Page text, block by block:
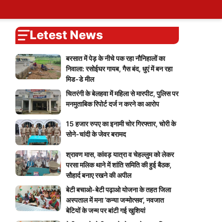
Letest News
बरसात में पेड़ के नीचे पक रहा नौनिहालों का
निवाला: रसोईघर गायब, गैस बंद, धुएं में बन रहा
मिड-डे मील
चितरंगी के बेलहवा में महिला से मारपीट, पुलिस पर
मनमुताबिक रिपोर्ट दर्ज न करने का आरोप
15 हजार रुपए का इनामी चोर गिरफ्तार, चोरी के
सोने-चांदी के जेवर बरामद
श्रावण मास, कांवड़ यात्रा व चेहल्लुम को लेकर
परसा मलिक थाने में शांति समिति की हुई बैठक,
सौहार्द बनाए रखने की अपील
बेटी बचाओ-बेटी पढ़ाओ योजना के तहत जिला
अस्पताल में मना ‘कन्या जन्मोत्सव’, नवजात
बेटियों के जन्म पर बांटी गई खुशियां